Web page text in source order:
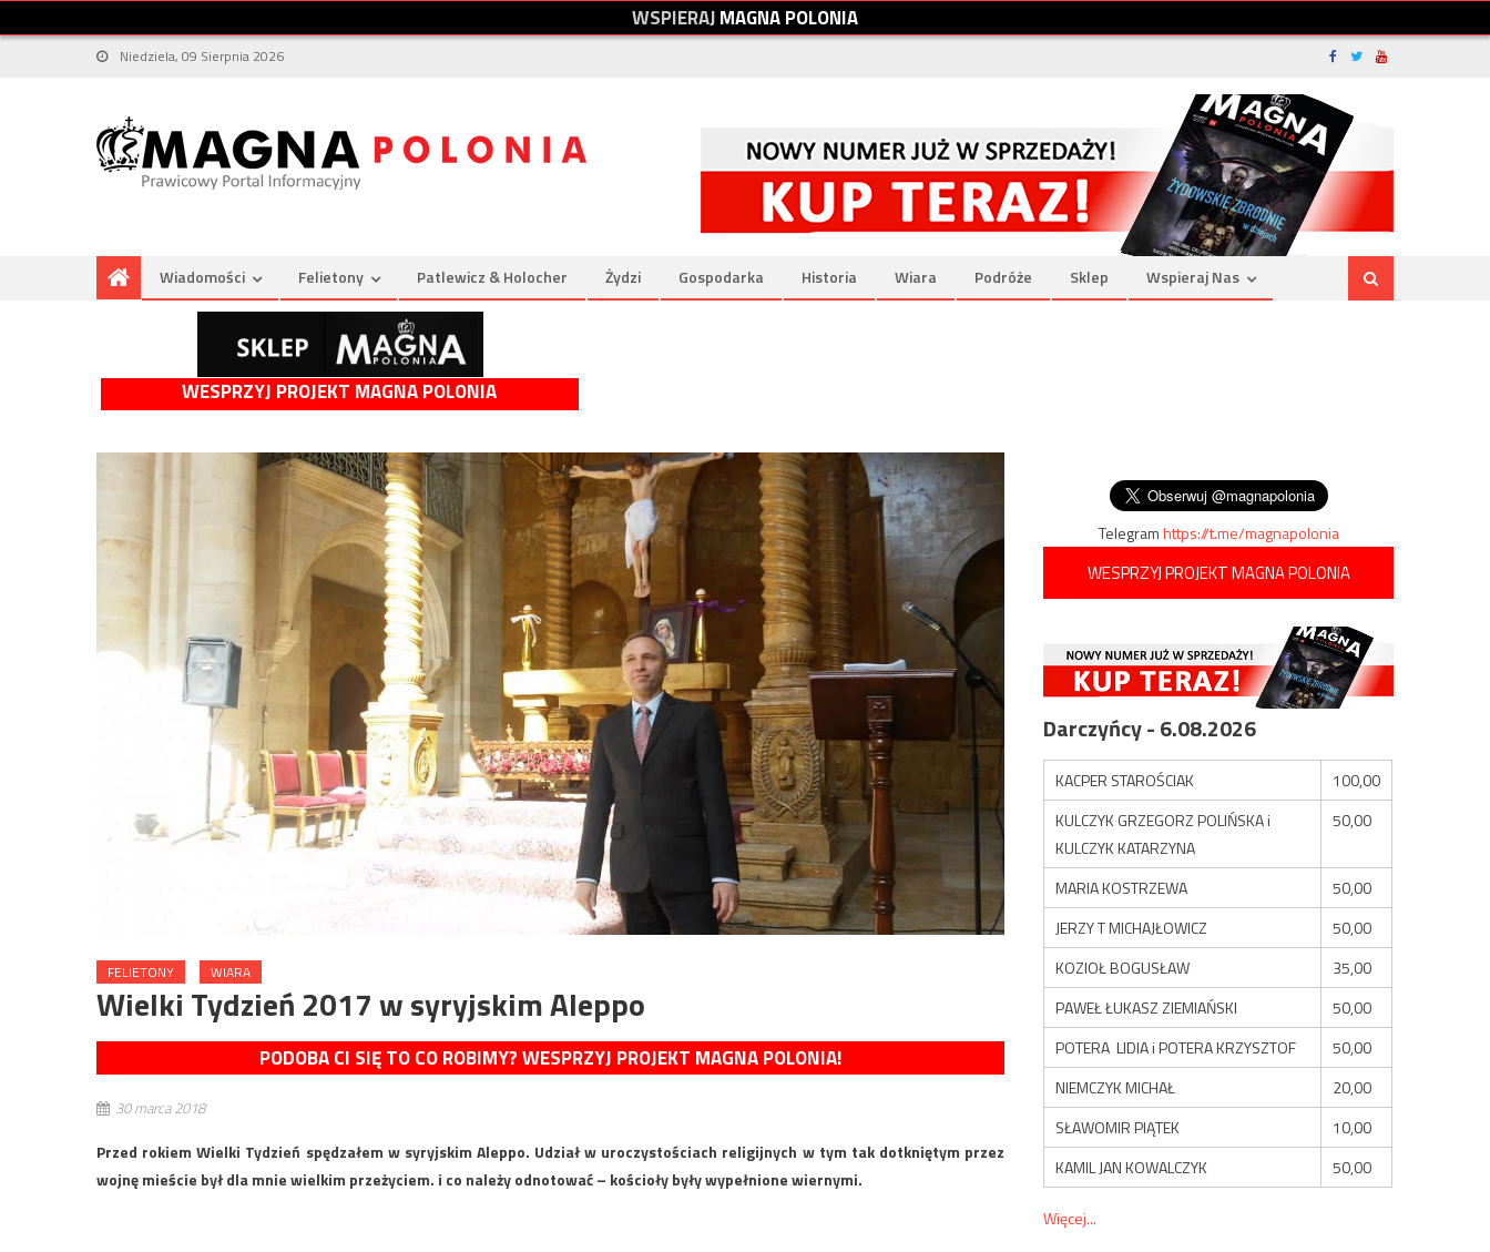
WSPIERAJMAGNAPOLONIA
Niedziela, 09 Sierpnia 2026
Wiadomości Felietony Patlewicz & Holocher Żydzi Gospodarka Historia Wiara Podróże Sklep Wspieraj Nas
WESPRZYJ PROJEKT MAGNA POLONIA
FELIETONY WIARA
Wielki Tydzień 2017 w syryjskim Aleppo
PODOBA CI SIĘ TO CO ROBIMY? WESPRZYJ PROJEKT MAGNA POLONIA!
30 marca 2018
Przed rokiem Wielki Tydzień spędzałem w syryjskim Aleppo. Udział w uroczystościach religijnych w tym tak dotkniętym przez
wojnę mieście był dla mnie wielkim przeżyciem. i co należy odnotować – kościoły były wypełnione wiernymi.
Telegramhttps://t.me/magnapolonia
WESPRZYJ PROJEKT MAGNA POLONIA
Darczyńcy - 6.08.2026
KACPER STAROŚCIAK
100,00
KULCZYK GRZEGORZ POLIŃSKA i
KULCZYK KATARZYNA
50,00
MARIA KOSTRZEWA
50,00
JERZY T MICHAJŁOWICZ
50,00
KOZIOŁ BOGUSŁAW
35,00
PAWEŁ ŁUKASZ ZIEMIAŃSKI
50,00
POTERA LIDIA i POTERA KRZYSZTOF
50,00
NIEMCZYK MICHAŁ
20,00
SŁAWOMIR PIĄTEK
10,00
KAMIL JAN KOWALCZYK
50,00
Więcej...